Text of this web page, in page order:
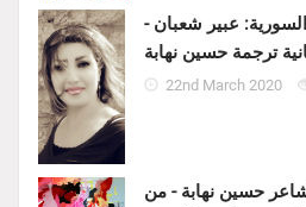
عبير شعبان -
ترجمة حسين نهابة
22nd March 2020
حسين نهابة - من